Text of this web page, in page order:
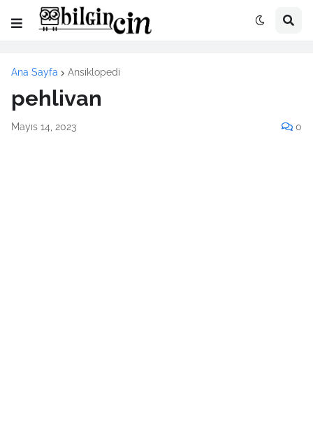
Ana Sayfa Ansiklopedi
pehlivan
Mayıs 14, 2023 0